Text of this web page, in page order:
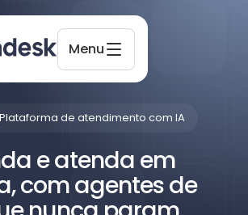
Menu
Plataforma de atendimento com IA
e atenda em
com agentes de